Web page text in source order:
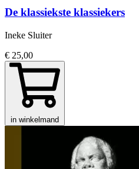
De klassiekste klassiekers
Ineke Sluiter
€ 25,00
in winkelmand